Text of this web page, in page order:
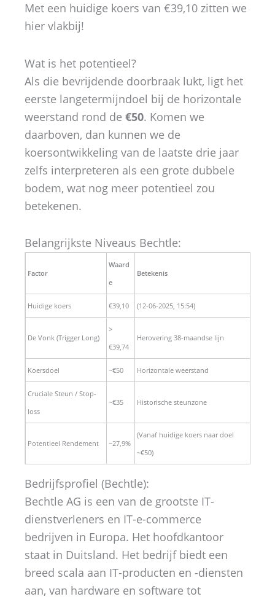
Met een huidige koers van €39,10 zitten we
hier vlakbij!
Wat is het potentieel?
Als die bevrijdende doorbraak lukt, ligt het
eerste langetermijndoel bij de horizontale
weerstand rond de €50. Komen we
daarboven, dan kunnen we de
koersontwikkeling van de laatste drie jaar
zelfs interpreteren als een grote dubbele
bodem, wat nog meer potentieel zou
betekenen.
Belangrijkste Niveaus Bechtle:
Factor
Waard
e
Betekenis
Huidige koers €39,10 (12-06-2025, 15:54)
De Vonk (Trigger Long)
>
€39,74
Herovering 38-maandse lijn
Koersdoel ~€50 Horizontale weerstand
Cruciale Steun / Stop-
loss
~€35 Historische steunzone
Potentieel Rendement ~27,9%
(Vanaf huidige koers naar doel
~€50)
Bedrijfsprofiel (Bechtle):
Bechtle AG is een van de grootste IT-
dienstverleners en IT-e-commerce
bedrijven in Europa. Het hoofdkantoor
staat in Duitsland. Het bedrijf biedt een
breed scala aan IT-producten en -diensten
aan, van hardware en software tot